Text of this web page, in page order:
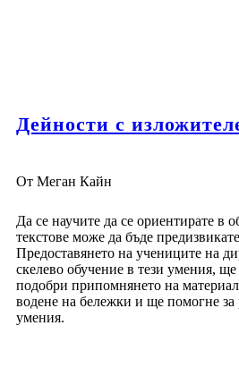
Дейности с
От Меган Кайн
Да се научите да се ориентирате в
текстове може да бъде
Предоставянето на учениците на
скелево обучение в тези умения,
подобри припомнянето на
водене на бележки и ще помогне за
умения.